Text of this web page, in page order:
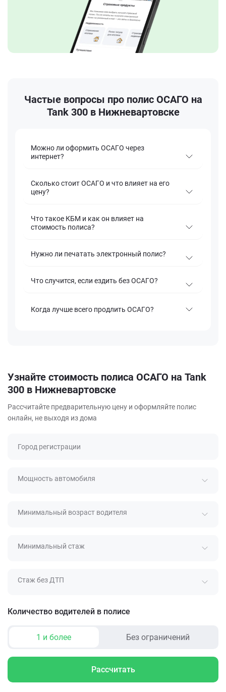
Частые вопросы про полис ОСАГО на
Tank 300 в Нижневартовске
Можно ли оформить ОСАГО через
интернет?
Сколько стоит ОСАГО и что влияет на его
цену?
Что такое КБМ и как он влияет на
стоимость полиса?
Нужно ли печатать электронный полис?
Что случится, если ездить без ОСАГО?
Когда лучше всего продлить ОСАГО?
Узнайте стоимость полиса ОСАГО на Tank
300 в Нижневартовске
Рассчитайте предварительную цену и оформляйте полис
онлайн, не выходя из дома
Город регистрации
Мощность автомобиля
Минимальный возраст водителя
Минимальный стаж
Стаж без ДТП
Количество водителей в полисе
1 и более Без ограничений
Рассчитать